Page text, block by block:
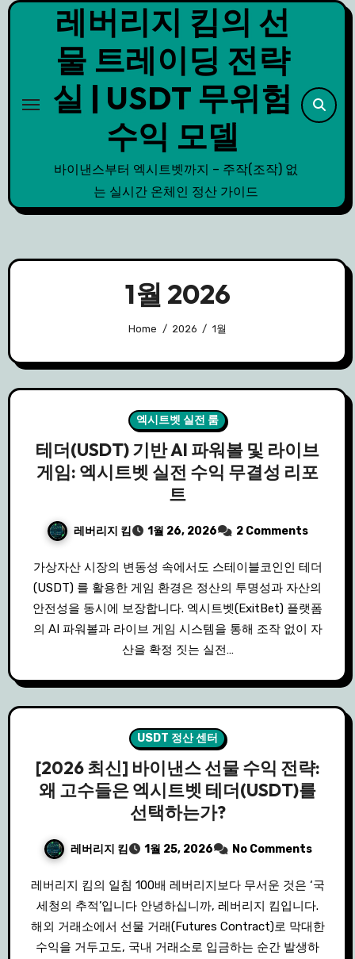
Skip
레버리지 킴의 선
물 트레이딩 전략
실 | USDT 무위험
수익 모델
바이낸스부터 엑시트벳까지 – 주작(조작) 없
는 실시간 온체인 정산 가이드
1월 2026
Home 2026 1월
엑시트벳 실전 룸
테더(USDT) 기반 AI 파워볼 및 라이브
게임: 엑시트벳 실전 수익 무결성 리포
트
레버리지 킴 1월 26, 2026 2 Comments
가상자산 시장의 변동성 속에서도 스테이블코인인 테더
(USDT) 를 활용한 게임 환경은 정산의 투명성과 자산의
안전성을 동시에 보장합니다. 엑시트벳(ExitBet) 플랫폼
의 AI 파워볼과 라이브 게임 시스템을 통해 조작 없이 자
산을 확정 짓는 실전…
USDT 정산 센터
[2026 최신] 바이낸스 선물 수익 전략:
왜 고수들은 엑시트벳 테더(USDT)를
선택하는가?
레버리지 킴 1월 25, 2026 No Comments
레버리지 킴의 일침 100배 레버리지보다 무서운 것은 ‘국
세청의 추적’입니다 안녕하십니까, 레버리지 킴입니다.
해외 거래소에서 선물 거래(Futures Contract)로 막대한
수익을 거두고도, 국내 거래소로 입금하는 순간 발생하